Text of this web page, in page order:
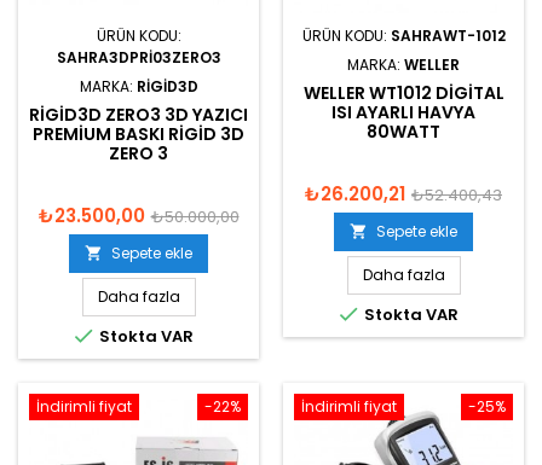
ÜRÜN KODU:
SAHRA3DPRI03ZERO3
MARKA: RIGID3D
RIGID3D ZERO3 3D YAZICI
PREMIUM BASKI RIGID 3D
ZERO 3
₺23.500,00 ₺50.000,00
 Sepete ekle
Daha fazla
 Stokta VAR
ÜRÜN KODU: SAHRAWT-1012
MARKA: WELLER
WELLER WT1012 DIGITAL
ISI AYARLI HAVYA
80WATT
₺26.200,21 ₺52.400,43
 Sepete ekle
Daha fazla
 Stokta VAR
-22%
İndirimli fiyat -25%
İndirimli fiyat